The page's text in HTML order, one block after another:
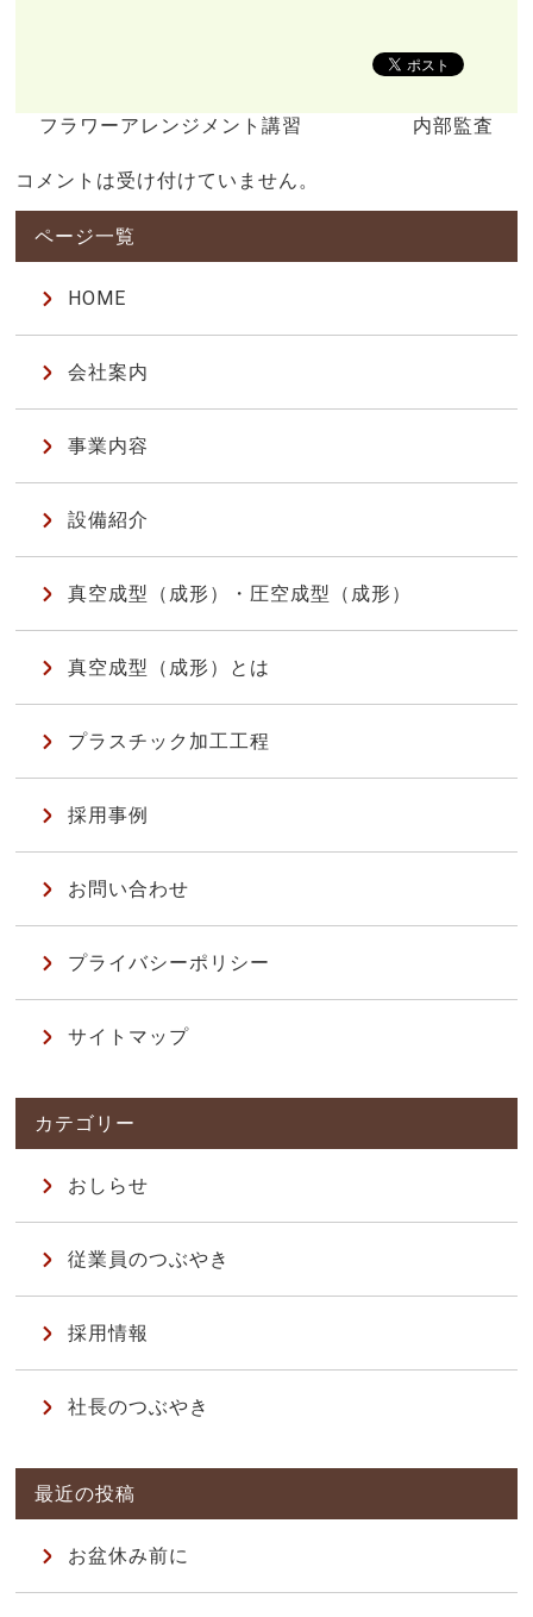
フラワーアレンジメント講習 内部監査
コメントは受け付けていません。
HOME
会社案内
事業内容
設備紹介
真空成型（成形）・圧空成型（成形）
真空成型（成形）とは
プラスチック加工工程
採用事例
お問い合わせ
プライバシーポリシー
サイトマップ
おしらせ
従業員のつぶやき
採用情報
社長のつぶやき
お盆休み前に